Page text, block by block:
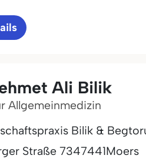
Ali Bilik
Allgemeinmedizin
Bilik &
Straße 7347441Moers